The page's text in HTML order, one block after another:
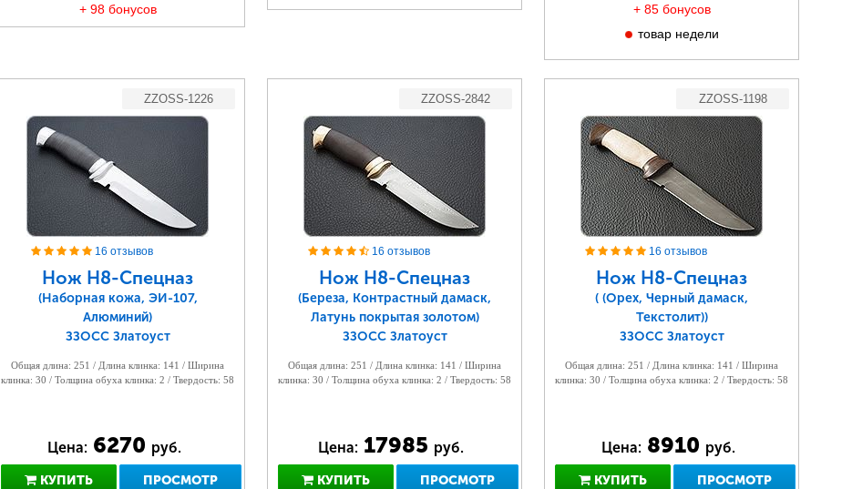
+ 98 бонусов
+ 85 бонусов
товар недели
ZZOSS-1226
16 отзывов
Нож Н8-Спецназ
(Наборная кожа, ЭИ-107,
Алюминий)
ЗЗОСС Златоуст
Общая длина: 251 / Длина клинка: 141 / Ширина
клинка: 30 / Толщина обуха клинка: 2 / Твердость: 58
Цена: 6270 руб.
КУПИТЬ ПРОСМОТР
ZZOSS-2842
16 отзывов
Нож Н8-Спецназ
(Береза, Контрастный дамаск,
Латунь покрытая золотом)
ЗЗОСС Златоуст
Общая длина: 251 / Длина клинка: 141 / Ширина
клинка: 30 / Толщина обуха клинка: 2 / Твердость: 58
Цена: 17985 руб.
КУПИТЬ ПРОСМОТР
ZZOSS-1198
16 отзывов
Нож Н8-Спецназ
( (Орех, Черный дамаск,
Текстолит))
ЗЗОСС Златоуст
Общая длина: 251 / Длина клинка: 141 / Ширина
клинка: 30 / Толщина обуха клинка: 2 / Твердость: 58
Цена: 8910 руб.
КУПИТЬ ПРОСМОТР